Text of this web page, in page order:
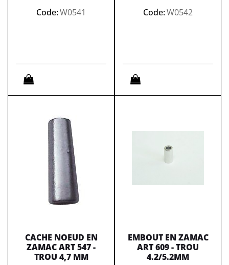
Code:W0541
Quantità
Code:W0542
Quantità
CACHE NOEUD EN
ZAMAC ART 547 -
TROU 4,7 MM
EMBOUT EN ZAMAC
ART 609 - TROU
4.2/5.2MM